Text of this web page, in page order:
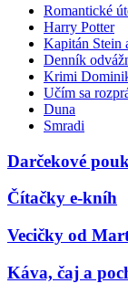
Romantické
Harry Potter
Kapitán Stein
Denník
Krimi
Učím sa
Duna
Smradi
Darčekové
Čítačky e-kníh
Vecičky od
Káva, čaj a